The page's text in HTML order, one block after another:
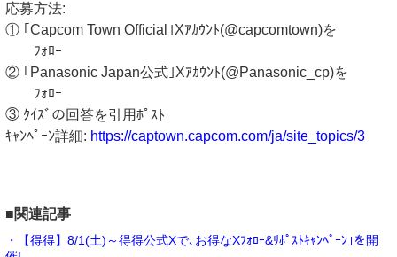
応募方法:
① ｢Capcom Town Official｣Xｱｶｳﾝﾄ(@capcomtown)を
ﾌｫﾛｰ
② ｢Panasonic Japan公式｣Xｱｶｳﾝﾄ(@Panasonic_cp)を
ﾌｫﾛｰ
③ ｸｲｽﾞの回答を引用ﾎﾟｽﾄ
ｷｬﾝﾍﾟｰﾝ詳細: https://captown.capcom.com/ja/site_topics/3
■関連記事
・【得得】8/1(土)～得得公式Xで､お得なXﾌｫﾛｰ&ﾘﾎﾟｽﾄｷｬﾝﾍﾟｰﾝ｣を開